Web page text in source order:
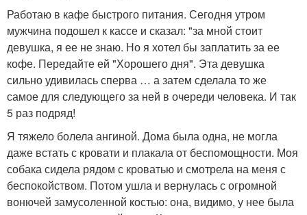
Работаю в кафе быстрого питания. Сегодня утром
мужчина подошел к кассе и сказал: "за мной стоит
девушка, я ее не знаю. Но я хотел бы заплатить за ее
кофе. Передайте ей "Хорошего дня". Эта девушка
сильно удивилась сперва … а затем сделала то же
самое для следующего за ней в очереди человека. И так
5 раз подряд!
Я тяжело болела ангиной. Дома была одна, не могла
даже встать с кровати и плакала от беспомощности. Моя
собака сидела рядом с кроватью и смотрела на меня с
беспокойством. Потом ушла и вернулась с огромной
вонючей замусоленной костью: она, видимо, у нее была